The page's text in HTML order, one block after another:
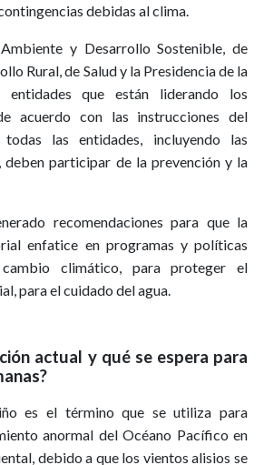
debidas al clima.
y Desarrollo Sostenible, de
Rural, de Salud y la Presidencia de la
entidades que están liderando los
acuerdo con las instrucciones del
las entidades, incluyendo las
deben participar de la prevención y la
recomendaciones para que la
enfatice en programas y políticas
climático, para proteger el
para el cuidado del agua.
actual y qué se espera para
es el término que se utiliza para
anormal del Océano Pacífico en
debido a que los vientos alisios se